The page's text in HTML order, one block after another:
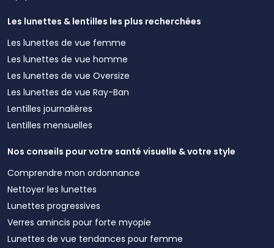
Les lunettes & lentilles les plus recherchées
Les lunettes de vue femme
Les lunettes de vue homme
Les lunettes de vue Oversize
Les lunettes de vue Ray-Ban
Lentilles journalières
Lentilles mensuelles
Nos conseils pour votre santé visuelle & votre style
Comprendre mon ordonnance
Nettoyer les lunettes
Lunettes progressives
Verres amincis pour forte myopie
Lunettes de vue tendances pour femme